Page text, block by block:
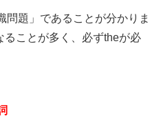
問題」であることが分かりま
ことが多く、必ずtheが必